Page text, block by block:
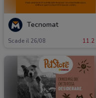
Tecnomat
Scade il 26/08 11.2